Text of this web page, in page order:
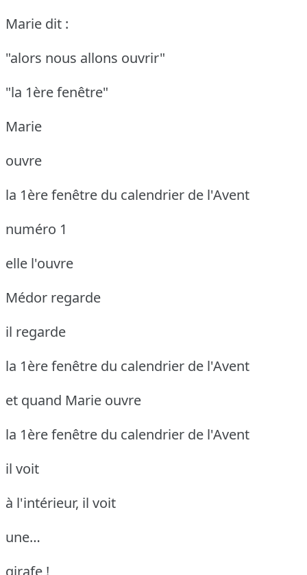
Marie dit :
"alors nous allons ouvrir"
"la 1ère fenêtre"
Marie
ouvre
la 1ère fenêtre du calendrier de l'Avent
numéro 1
elle l'ouvre
Médor regarde
il regarde
la 1ère fenêtre du calendrier de l'Avent
et quand Marie ouvre
la 1ère fenêtre du calendrier de l'Avent
il voit
à l'intérieur, il voit
une…
girafe !